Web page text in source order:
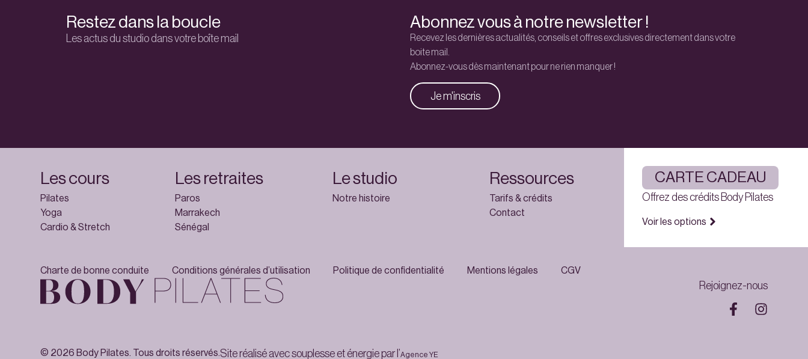
Restez dans la boucle
Les actus du studio dans votre boîte mail
Abonnez vous à notre newsletter !
Recevez les dernières actualités, conseils et offres exclusives directement dans votre
boite mail.
Abonnez-vous dès maintenant pour ne rien manquer !
Je m'inscris
Les cours
Pilates
Yoga
Cardio & Stretch
Les retraites
Paros
Marrakech
Sénégal
Le studio
Notre histoire
Ressources
Tarifs & crédits
Contact
CARTE CADEAU
Offrez des crédits Body Pilates
Voir les options
Charte de bonne conduite Conditions générales d’utilisation Politique de confidentialité Mentions légales CGV
Rejoignez-nous
© 2026 Body Pilates. Tous droits réservés.Site réalisé avec souplesse et énergie par l’Agence YE